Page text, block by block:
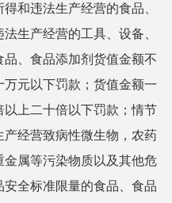
和违法生产经营的食品、
生产经营的工具、设备、
、食品添加剂货值金额不
元以下罚款；货值金额一
上二十倍以下罚款；情节
经营致病性微生物，农药
属等污染物质以及其他危
全标准限量的食品、食品